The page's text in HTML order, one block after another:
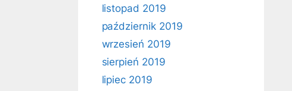
listopad 2019
październik 2019
wrzesień 2019
sierpień 2019
lipiec 2019